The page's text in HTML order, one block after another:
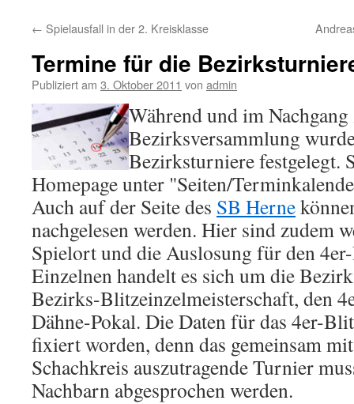
← Spielausfall in der 2. Kreisklasse
Termine für die
Publiziert am 3. Oktober 2011 von admin
Während und im
Bezirksversammlung
Bezirksturniere festgelegt.
Homepage unter "Seiten/
Auch auf der Seite des SB Herne
nachgelesen werden. Hier sind zudem
Spielort und die Auslosung für den
Einzelnen handelt es sich um die
Bezirks-Blitzeinzelmeisterschaft, den
Dähne-Pokal. Die Daten für das 4er-
fixiert worden, denn das gemeinsam
Schachkreis auszutragende Turnier
Nachbarn abgesprochen werden.